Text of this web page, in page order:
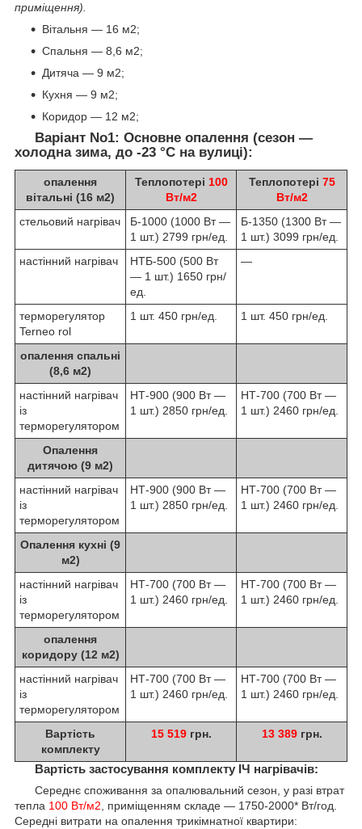
приміщення).
Вітальня — 16 м2;
Спальня — 8,6 м2;
Дитяча — 9 м2;
Кухня — 9 м2;
Коридор — 12 м2;
Варіант No1: Основне опалення (сезон —
холодна зима, до -23 °C на вулиці):
опалення
вітальні (16 м2)
Теплопотері 100
Вт/м2
Теплопотері 75
Вт/м2
стельовий нагрівач
Б-1000 (1000 Вт —
1 шт.) 2799 грн/ед.
Б-1350 (1300 Вт —
1 шт.) 3099 грн/ед.
настінний нагрівач
НТБ-500 (500 Вт
— 1 шт.) 1650 грн/
ед.
—
терморегулятор
Terneo rol
1 шт. 450 грн/ед. 1 шт. 450 грн/ед.
опалення спальні
(8,6 м2)
настінний нагрівач
із
терморегулятором
НТ-900 (900 Вт —
1 шт.) 2850 грн/ед.
НТ-700 (700 Вт —
1 шт.) 2460 грн/ед.
Опалення
дитячою (9 м2)
настінний нагрівач
із
терморегулятором
НТ-900 (900 Вт —
1 шт.) 2850 грн/ед.
НТ-700 (700 Вт —
1 шт.) 2460 грн/ед.
Опалення кухні (9
м2)
настінний нагрівач
із
терморегулятором
НТ-700 (700 Вт —
1 шт.) 2460 грн/ед.
НТ-700 (700 Вт —
1 шт.) 2460 грн/ед.
опалення
коридору (12 м2)
настінний нагрівач
із
терморегулятором
НТ-700 (700 Вт —
1 шт.) 2460 грн/ед.
НТ-700 (700 Вт —
1 шт.) 2460 грн/ед.
Вартість
комплекту
15 519 грн. 13 389 грн.
Вартість застосування комплекту ІЧ нагрівачів:
Середнє споживання за опалювальний сезон, у разі втрат
тепла 100 Вт/м2, приміщенням складе — 1750-2000* Вт/год.
Середні витрати на опалення трикімнатної квартири: